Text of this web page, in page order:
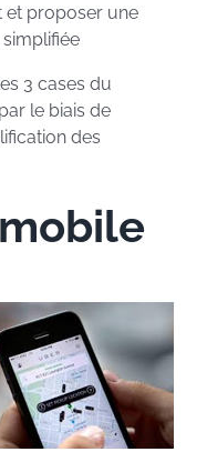
et proposer une
3 cases du
le biais de
des